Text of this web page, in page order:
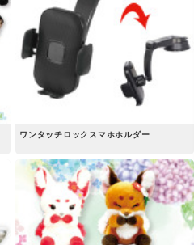
ワンタッチロックスマホホルダー